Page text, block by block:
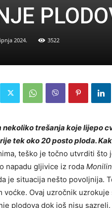
2024. 3522
nekoliko trešanja koje lijepo
tek oko 20 posto ploda.
teško je točno utvrditi što
napadu gljivice iz roda
je situacija nešto povoljnija.
voćke. Ovaj uzročnik
plodova dok još nisu